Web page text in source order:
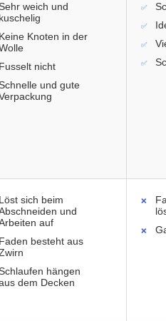
weich und
kuschelig
Keine Knoten in der
Fusselt nicht
und gute
Löst sich beim
und
auf
Faden besteht aus
hängen
dem Decken